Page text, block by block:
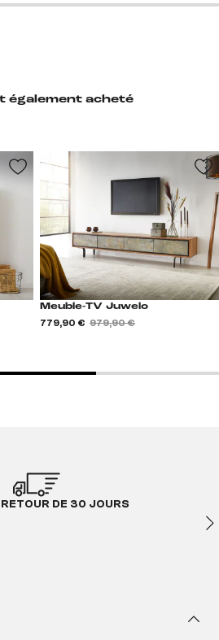
également acheté
Meuble-TV Juwelo
779,90 € 979,90 €
DE 30 JOURS